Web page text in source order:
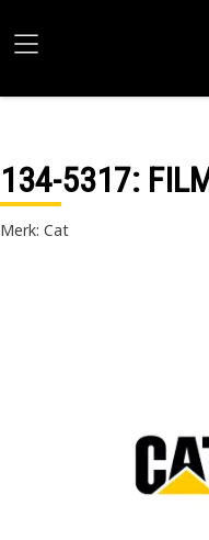
134-5317:
Merk: Cat